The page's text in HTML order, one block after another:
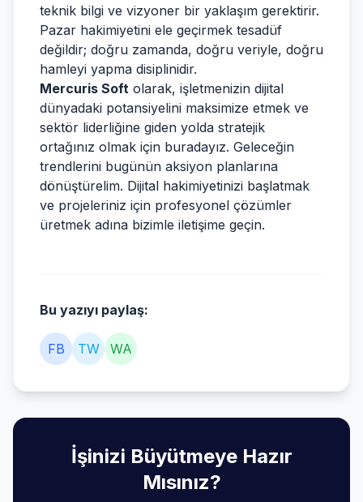
teknik bilgi ve vizyoner bir yaklaşım gerektirir.
Pazar hakimiyetini ele geçirmek tesadüf
değildir; doğru zamanda, doğru veriyle, doğru
hamleyi yapma disiplinidir.
Mercuris Soft olarak, işletmenizin dijital
dünyadaki potansiyelini maksimize etmek ve
sektör liderliğine giden yolda stratejik
ortağınız olmak için buradayız. Geleceğin
trendlerini bugünün aksiyon planlarına
dönüştürelim. Dijital hakimiyetinizi başlatmak
ve projeleriniz için profesyonel çözümler
üretmek adına bizimle iletişime geçin.
Bu yazıyı paylaş:
FB TW WA
İşinizi Büyütmeye Hazır
Mısınız?